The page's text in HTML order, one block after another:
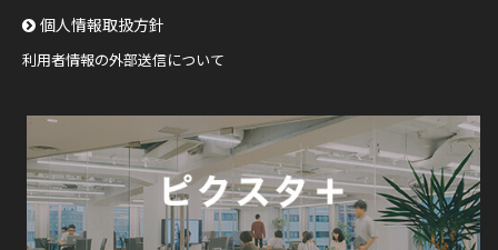
個人情報取扱方針
利用者情報の外部送信について